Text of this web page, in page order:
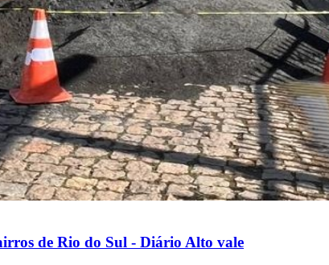
de Rio do Sul - Diário Alto vale